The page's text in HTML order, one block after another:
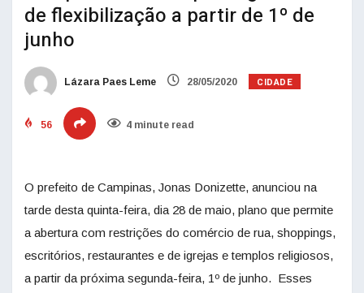
de flexibilização a partir de 1º de
junho
Lázara Paes Leme 28/05/2020 CIDADE
56 4 minute read
O prefeito de Campinas, Jonas Donizette, anunciou na
tarde desta quinta-feira, dia 28 de maio, plano que permite
a abertura com restrições do comércio de rua, shoppings,
escritórios, restaurantes e de igrejas e templos religiosos,
a partir da próxima segunda-feira, 1º de junho. Esses